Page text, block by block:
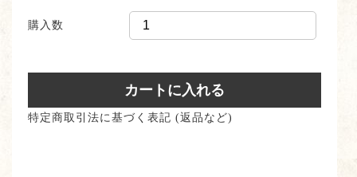
購入数
特定商取引法に基づく表記 (返品など)